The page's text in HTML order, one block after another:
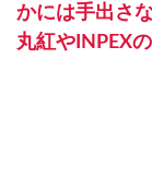
かには手出さ
丸紅やINPEX